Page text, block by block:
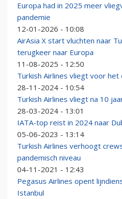
Europa had in 2025 meer
pandemie
12-01-2026 - 10:08
AirAsia X start vluchten naar
terugkeer naar Europa
11-08-2025 - 12:50
Turkish Airlines vliegt voor
28-11-2024 - 10:54
Turkish Airlines vliegt na 10
28-03-2024 - 13:01
IATA-top reist in 2024 naar
05-06-2023 - 13:14
Turkish Airlines verhoogt
pandemisch niveau
04-11-2021 - 12:43
Pegasus Airlines opent
Istanbul